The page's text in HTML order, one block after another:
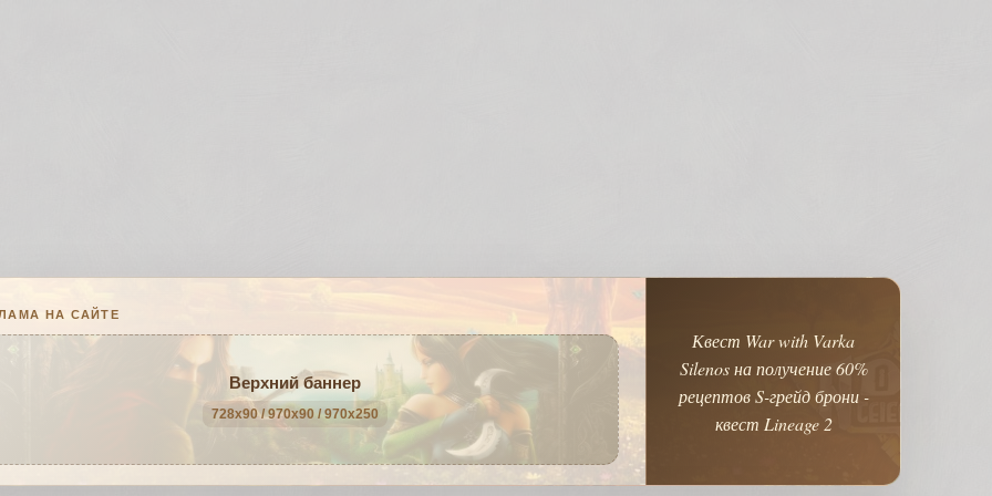
НА САЙТЕ
Верхний баннер
728x90 / 970x90 / 970x250
Квест War with Varka
Silenos на получение 60%
рецептов S-грейд брони -
квест Lineage 2